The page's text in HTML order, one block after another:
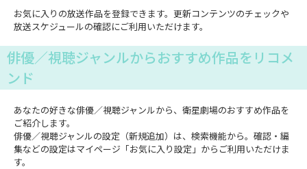
お気に入りの放送作品を登録できます。更新コンテンツのチェックや
放送スケジュールの確認にご利用いただけます。
俳優／視聴ジャンルからおすすめ作品をリコメ
ンド
あなたの好きな俳優／視聴ジャンルから、衛星劇場のおすすめ作品を
ご紹介します。
俳優／視聴ジャンルの設定（新規追加）は、検索機能から。確認・編
集などの設定はマイページ「お気に入り設定」からご利用いただけま
す。